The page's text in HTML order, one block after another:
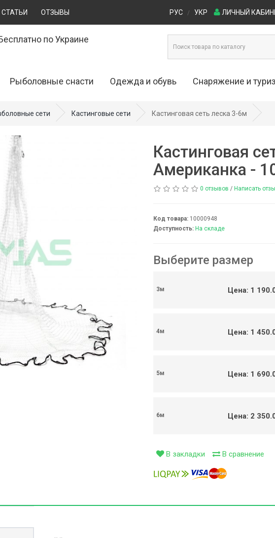
СТАТЬИ ОТЗЫВЫ ЛИЧНЫЙ
РУС / УКР
по Украине
Рыболовные снасти
приманки (0)
(0)
(70)
(57)
(69)
и наживки (0)
сети (99)
снасти (126)
Одежда и обувь
Одежда для рыбалки и охоты (29)
Снаряжение и
Кресла и стулья (4)
Палатки (27)
Рюкзаки (7)
сети Кастинговые сети Кастинговая сеть леска 3-6м
Кастинговая
Американка -
0 отзывов / Написать
Код товара: 10000948
Доступность: На складе
Выберите размер
3м Цена: 1
4м Цена: 1
5м Цена: 1
6м Цена: 2
В закладки В сравнение